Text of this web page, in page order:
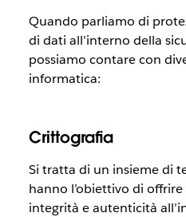
Quando parliamo di
di dati all’interno della
possiamo contare con
informatica:
Crittografia
Si tratta di un insieme di
hanno l’obiettivo di
integrità e autenticità